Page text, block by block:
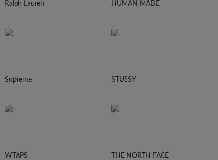
Ralph Lauren HUMAN MADE
Supreme STUSSY
WTAPS THE NORTH FACE